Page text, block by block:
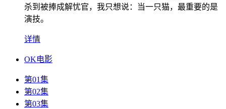
杀到被捧成解忧官，我只想说：当一只猫，最重要的是
演技。
详情
OK电影
第01集
第02集
第03集